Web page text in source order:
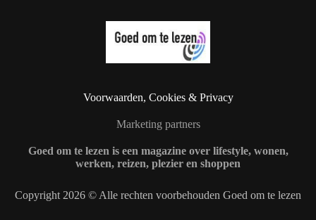
Voorwaarden, Cookies & Privacy
Marketing partners
Goed om te lezen is een magazine over lifestyle, wonen,
werken, reizen, plezier en shoppen
Copyright 2026 © Alle rechten voorbehouden Goed om te lezen